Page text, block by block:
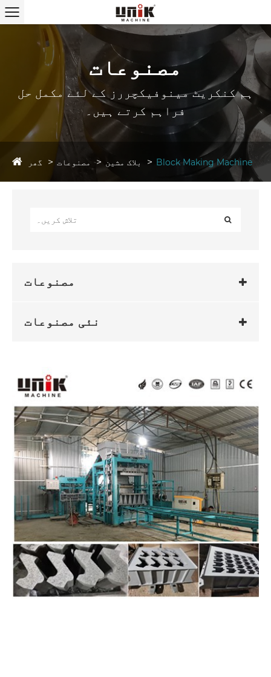
مصنوعات
ہم کنکریٹ مینوفیکچررز کے لئے مکمل حل
فراہم کرتے ہیں۔
گھر مصنوعات بلاک مشین Block Making Machine
مصنوعات
نئی مصنوعات